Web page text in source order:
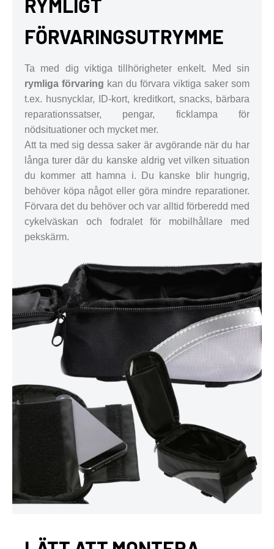
RYMLIGT
FÖRVARINGSUTRYMME
Ta med dig viktiga tillhörigheter enkelt. Med sin
rymliga förvaring kan du förvara viktiga saker som
t.ex. husnycklar, ID-kort, kreditkort, snacks, bärbara
reparationssatser, pengar, ficklampa för
nödsituationer och mycket mer.
Att ta med sig dessa saker är avgörande när du har
långa turer där du kanske aldrig vet vilken situation
du kommer att hamna i. Du kanske blir hungrig,
behöver köpa något eller göra mindre reparationer.
Förvara det du behöver och var alltid förberedd med
cykelväskan och fodralet för mobilhållare med
pekskärm.